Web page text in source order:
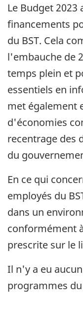
Le Budget
financements
du BST. Cela
l'embauche de
temps plein et
essentiels en
met également
d'économies
recentrage des
du
En ce qui
employés du
dans un
conformément
prescrite sur le
Il n'y a eu
programmes du